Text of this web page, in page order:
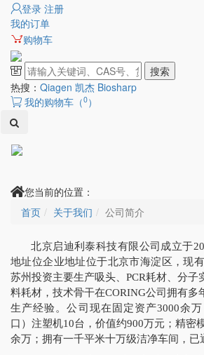
登录 注册
我的订单
购物车
搜索
热搜： Qiagen 凯杰 Biosharp
我的购物车（0）
您当前的位置：
首页
关于我们 公司简介
北京启迪利泰科技有限公司成立于
地址位企业地址位于北京市海淀区，现
苏州投资主要生产吸头、PCR耗材、分子
料耗材，技术骨干在CORING公司拥有多
生产经验。公司现在固定资产3000余
口）注塑机10台，价值约900万元；精密
余万；拥有一千平米十万级洁净车间，已